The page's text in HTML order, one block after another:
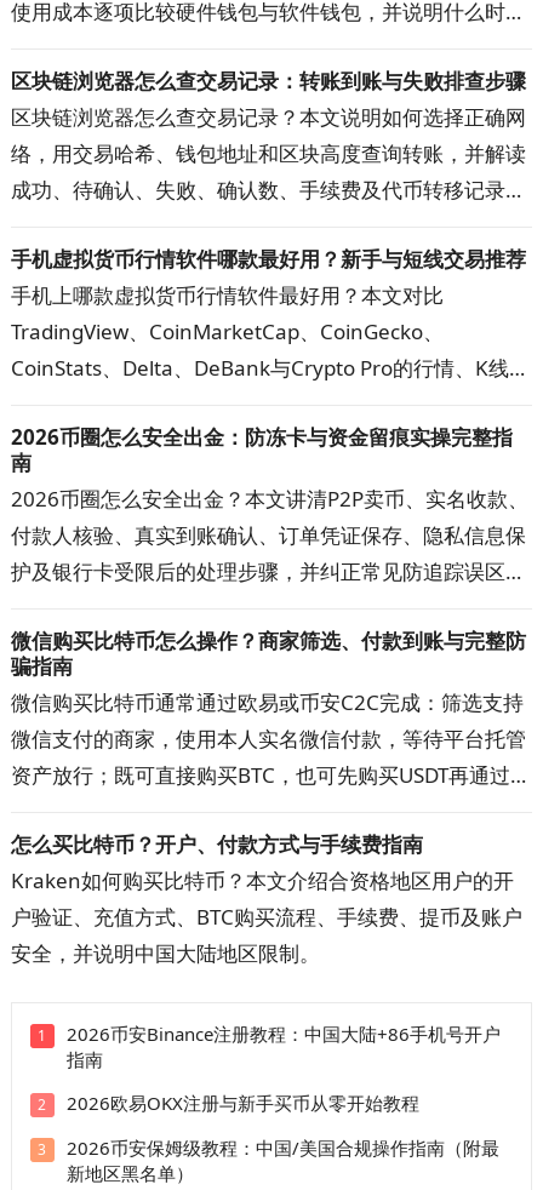
使用成本逐项比较硬件钱包与软件钱包，并说明什么时候
及两者组合使用的方法，帮助你按自己的资金用途和操作
习惯选择更合适的钱包。
区块链浏览器怎么查交易记录：转账到账与失败排查步骤
区块链浏览器怎么查交易记录？本文说明如何选择正确网
络，用交易哈希、钱包地址和区块高度查询转账，并解读
成功、待确认、失败、确认数、手续费及代币转移记录。
核对网络、地址、代币合约和交易状态，快速定位问题。
手机虚拟货币行情软件哪款最好用？新手与短线交易推荐
手机上哪款虚拟货币行情软件最好用？本文对比
TradingView、CoinMarketCap、CoinGecko、
CoinStats、Delta、DeBank与Crypto Pro的行情、K线、
钱包用户选出主看盘App，并建立更可靠的数据核对方
案。
2026币圈怎么安全出金：防冻卡与资金留痕实操完整指
南
2026币圈怎么安全出金？本文讲清P2P卖币、实名收款、
付款人核验、真实到账确认、订单凭证保存、隐私信息保
护及银行卡受限后的处理步骤，并纠正常见防追踪误区。
误收涉诈款和账户异常的概率，出现问题时也更容易提交
完整材料。
微信购买比特币怎么操作？商家筛选、付款到账与完整防
骗指南
微信购买比特币通常通过欧易或币安C2C完成：筛选支持
微信支付的商家，使用本人实名微信付款，等待平台托管
资产放行；既可直接购买BTC，也可先购买USDT再通过
选区、商家筛选、扫码或好友转账、手续费、到账时间和
订单申诉。操作前先看防骗清单，避免付错款、超时取消
和平台外交易。
怎么买比特币？开户、付款方式与手续费指南
Kraken如何购买比特币？本文介绍合资格地区用户的开
户验证、充值方式、BTC购买流程、手续费、提币及账户
安全，并说明中国大陆地区限制。
1
2026币安Binance注册教程：中国大陆+86手机号开户
指南
2 2026欧易OKX注册与新手买币从零开始教程
3
2026币安保姆级教程：中国/美国合规操作指南（附最
新地区黑名单）